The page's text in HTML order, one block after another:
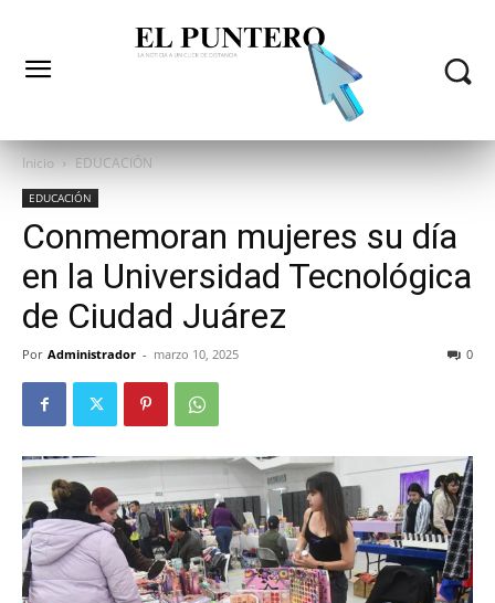
Inicio EDUCACIÓN
EDUCACIÓN
Conmemoran mujeres su día
en la Universidad Tecnológica
de Ciudad Juárez
Por Administrador - marzo 10, 2025 0